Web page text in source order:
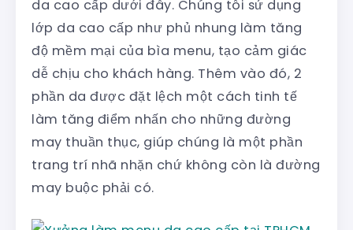
da cao cấp dưới đây. Chúng tôi sử dụng
lớp da cao cấp như phủ nhung làm tăng
độ mềm mại của bìa menu, tạo cảm giác
dễ chịu cho khách hàng. Thêm vào đó, 2
phần da được đặt lệch một cách tinh tế
làm tăng điểm nhấn cho những đường
may thuần thục, giúp chúng là một phần
trang trí nhã nhặn chứ không còn là đường
may buộc phải có.